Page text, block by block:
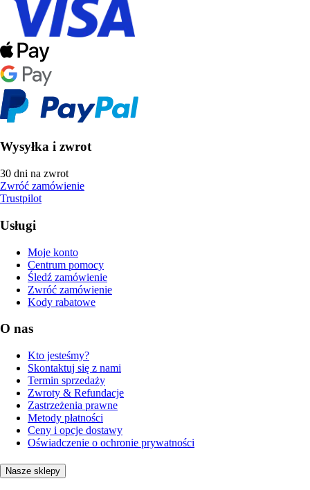
Wysyłka i zwrot
30 dni na zwrot
Zwróć zamówienie
Trustpilot
Usługi
Moje konto
Centrum pomocy
Śledź zamówienie
Zwróć zamówienie
Kody rabatowe
O nas
Kto jesteśmy?
Skontaktuj się z nami
Termin sprzedaży
Zwroty & Refundacje
Zastrzeżenia prawne
Metody płatności
Ceny i opcje dostawy
Oświadczenie o ochronie prywatności
Nasze sklepy